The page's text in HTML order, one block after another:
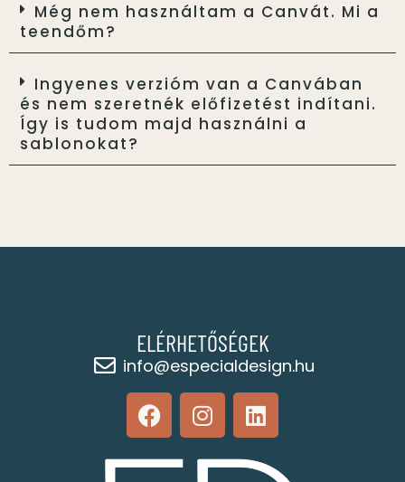
Még nem használtam a Canvát. Mi a
teendőm?
Ingyenes verzióm van a Canvában
és nem szeretnék előfizetést indítani.
Így is tudom majd használni a
sablonokat?
ELÉRHETŐSÉGEK
info@especialdesign.hu